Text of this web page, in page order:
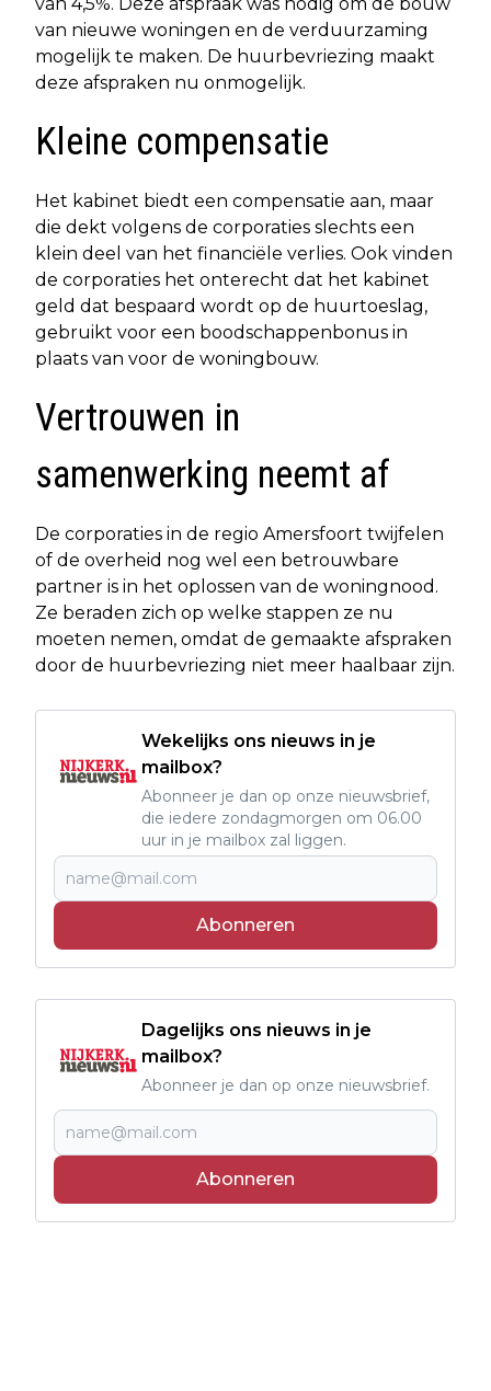
van nieuwe woningen en de verduurzaming
mogelijk te maken. De huurbevriezing maakt
deze afspraken nu onmogelijk.
Kleine compensatie
Het kabinet biedt een compensatie aan, maar
die dekt volgens de corporaties slechts een
klein deel van het financiële verlies. Ook vinden
de corporaties het onterecht dat het kabinet
geld dat bespaard wordt op de huurtoeslag,
gebruikt voor een boodschappenbonus in
plaats van voor de woningbouw.
Vertrouwen in
samenwerking neemt af
De corporaties in de regio Amersfoort twijfelen
of de overheid nog wel een betrouwbare
partner is in het oplossen van de woningnood.
Ze beraden zich op welke stappen ze nu
moeten nemen, omdat de gemaakte afspraken
door de huurbevriezing niet meer haalbaar zijn.
Wekelijks ons nieuws in je
mailbox?
Abonneer je dan op onze nieuwsbrief,
die iedere zondagmorgen om 06.00
uur in je mailbox zal liggen.
Abonneren
Dagelijks ons nieuws in je
mailbox?
Abonneer je dan op onze nieuwsbrief.
Abonneren